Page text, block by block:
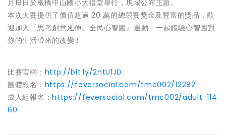
月19日於板橋中山國小大禮堂舉行，現場公布主題。
本次大賽提供了價值超過 20 萬的總競賽獎金及豐富的獎品，歡
迎加入『思考創意延伸、全民心智圖』運動，一起體驗心智圖對
你的生活帶來的改變！
比賽官網： http://bit.ly/2ntU1JD
團體報名： https://feversocial.com/tmc002/12282
成人組報名：https://feversocial.com/tmc002/adult-114
60